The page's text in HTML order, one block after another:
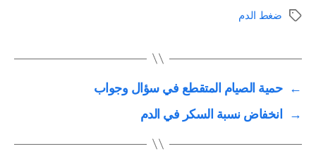
الوسومضغط الدم
←
حمية الصيام المتقطع في سؤال وجواب
→
انخفاض نسبة السكر في الدم